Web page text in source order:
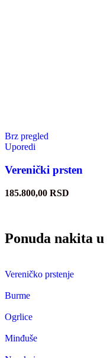
Brz pregled
Uporedi
Verenički prsten
185.800,00 RSD
Ponuda nakita
Vereničko prstenje
Burme
Ogrlice
Minđuše